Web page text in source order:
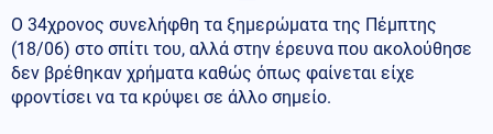
Ο 34χρονος συνελήφθη τα ξημερώματα της Πέμπτης
(18/06) στο σπίτι του, αλλά στην έρευνα που ακολούθησε
δεν βρέθηκαν χρήματα καθώς όπως φαίνεται είχε
φροντίσει να τα κρύψει σε άλλο σημείο.